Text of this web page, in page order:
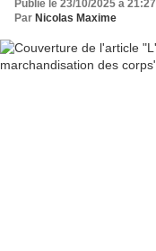
Publié le 23/10/2025 à 21:27
Par Nicolas Maxime